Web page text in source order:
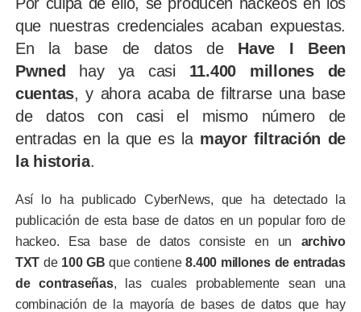
que nuestras credenciales acaban expuestas.
En la base de datos de
Have I Been
Pwned
hay ya casi
11.400 millones de
cuentas, y ahora acaba de filtrarse una base
de datos con casi el mismo número de
entradas en la que es lamayor filtración de
la historia.
Así lo ha publicado CyberNews, que ha detectado la
publicación de esta base de datos en un popular foro de
hackeo. Esa base de datos consiste en un archivo
TXT de 100 GB que contiene8.400 millones de entradas
de contraseñas, las cuales probablemente sean una
combinación de la mayoría de bases de datos que hay